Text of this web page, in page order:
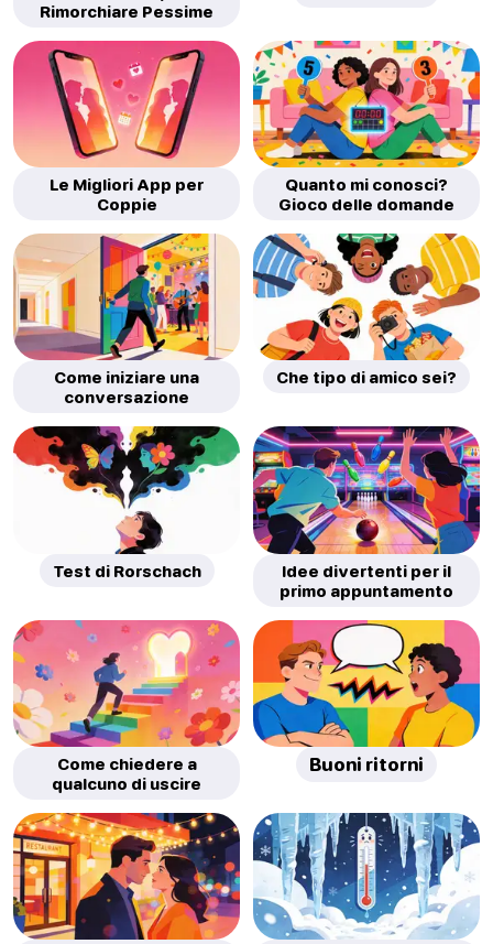
Rimorchiare Pessime
Le Migliori App per
Coppie
Quanto mi conosci?
Gioco delle domande
Come iniziare una
conversazione
Che tipo di amico sei?
Test di Rorschach
Idee divertenti per il
primo appuntamento
Come chiedere a
qualcuno di uscire
Buoni ritorni